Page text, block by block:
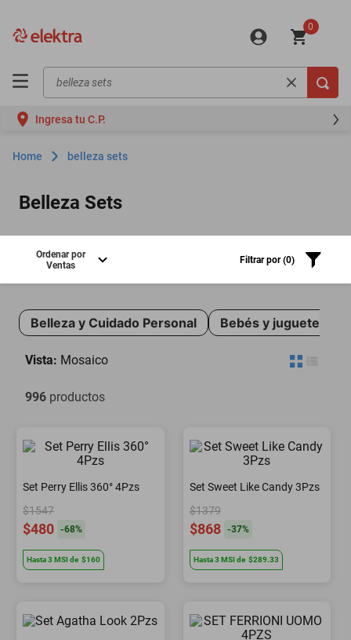
0
Buscar en Elektra...
Ingresa tu C.P.
belleza sets
Belleza Sets
Ordenar por
Ventas
Filtrarpor (0)
Belleza y Cuidado Personal Bebés y juguetes
Vista: Mosaico
996 productos
Set Perry Ellis 360° 4Pzs
$1547
$480 -68%
Hasta3 MSIde $160
Set Sweet Like Candy 3Pzs
$1379
$868 -37%
Hasta3 MSIde $289.33